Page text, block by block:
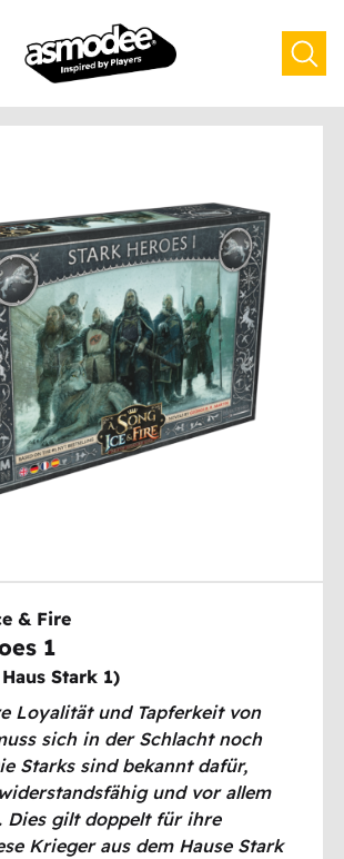
& Fire
1
Stark 1)
Loyalität und Tapferkeit von
sich in der Schlacht noch
Starks sind bekannt dafür,
und vor allem
Dies gilt doppelt für ihre
Krieger aus dem Hause Stark